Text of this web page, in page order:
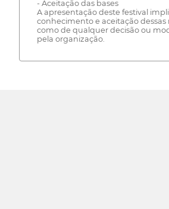
- Aceitação das bases
A apresentação deste festival
conhecimento e aceitação dessas
como de qualquer decisão ou
pela organização.